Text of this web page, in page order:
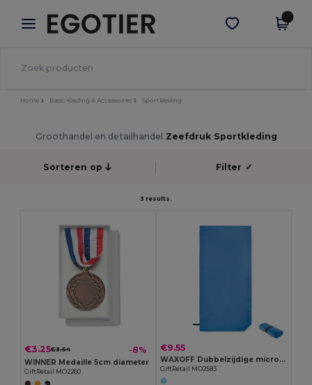
× Egotier-app
Betere prijzen in de app!
Download app
Home Basic Kleding & Accessoires Sportkleding
Groothandel en detailhandel Zeefdruk Sportkleding
Sorteren op Filter ✓
3 results.
€3.25€3.54 -8%
WINNER Medaille 5cm diameter
GiftRetail MO2260
€9.55
WAXOFF Dubbelzijdige microvezelhanddoek
GiftRetail MO2583